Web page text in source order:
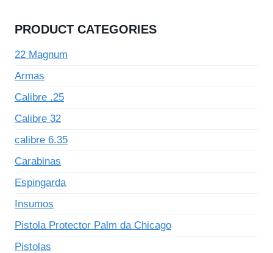
PRODUCT CATEGORIES
22 Magnum
Armas
Calibre .25
Calibre 32
calibre 6.35
Carabinas
Espingarda
Insumos
Pistola Protector Palm da Chicago
Pistolas